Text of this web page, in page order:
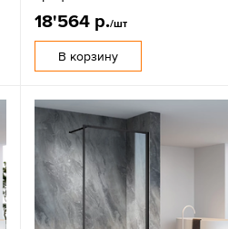
18'564 р./шт
В корзину